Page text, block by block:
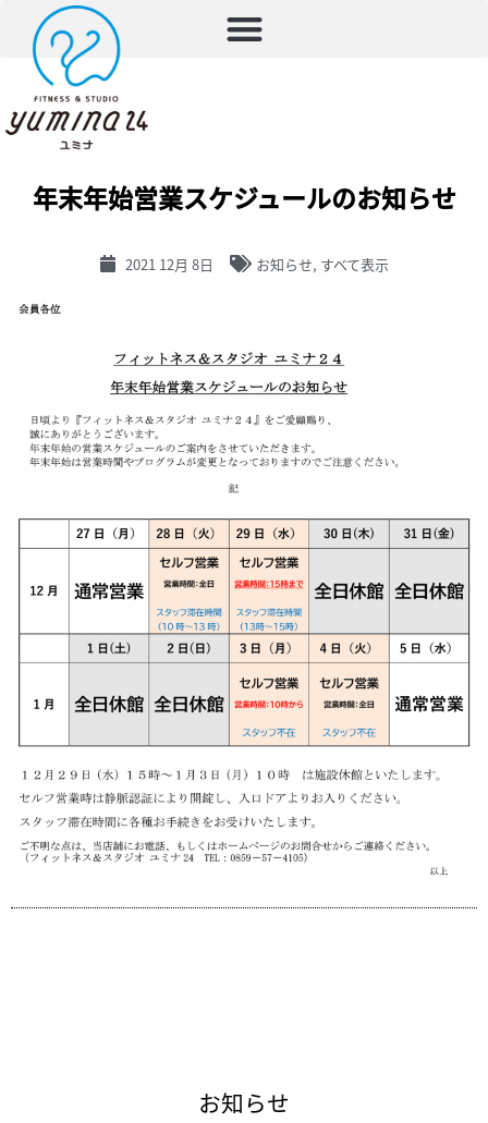
年末年始営業スケジュールのお知らせ
2021 12月 8日 お知らせ, すべて表示
お知らせ